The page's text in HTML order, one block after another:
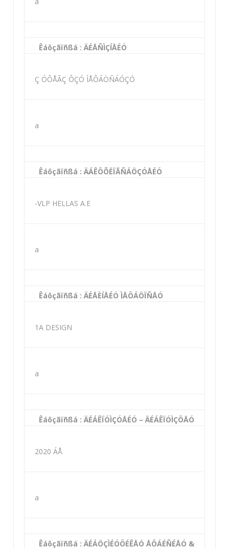
Êáôçãïñßá : ÄÉÅÑÌÇÍÅÉÓ
Ç ÓÔÅÃÇ ÔÇÓ ÌÅÔÁÖÑÁÓÇÓ
a
Êáôçãïñßá : ÄÁÊÔÕËÏÃÑÁÖÇÓÅÉÓ
-VLP HELLAS A.E
a
Êáôçãïñßá : ÄÉÅÈÍÅÉÓ ÌÅÔÁÖÏÑÅÓ
1A DESIGN
a
Êáôçãïñßá : ÄÉÁÊÏÓÌÇÓÅÉÓ – ÄÉÁÊÏÓÌÇÔÅÓ
2020 ÁÅ
a
Êáôçãïñßá : ÄÉÁÖÇÌÉÓÔÉÊÅÓ ÅÔÁÉÑÉÅÓ &